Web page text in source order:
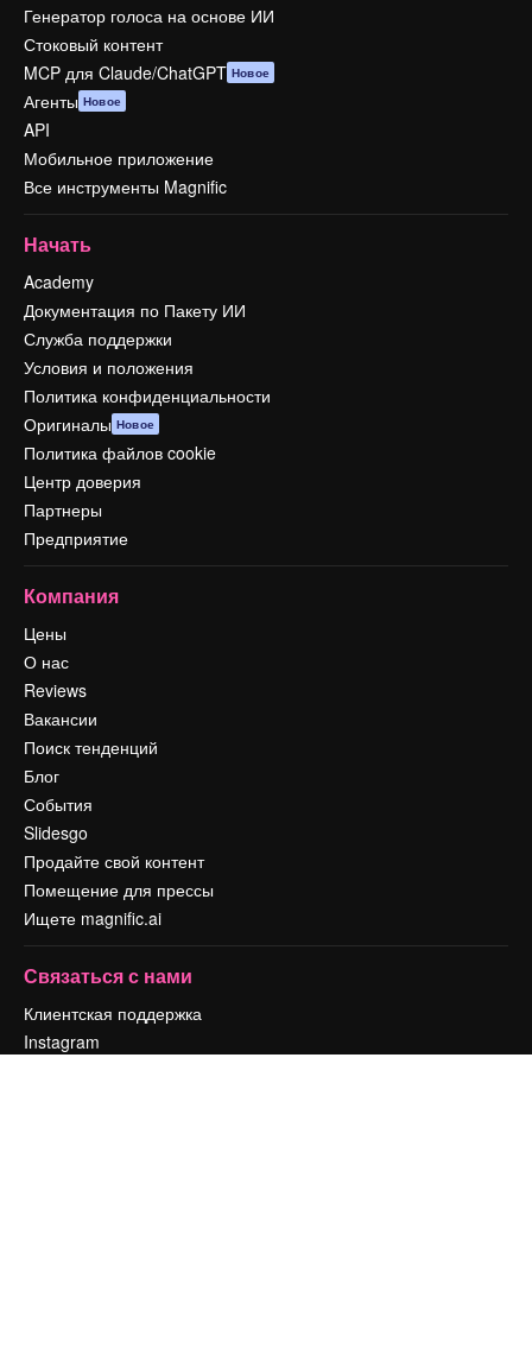
Генератор голоса на основе ИИ
Стоковый контент
MCP для Claude/ChatGPT Новое
Агенты Новое
API
Мобильное приложение
Все инструменты Magnific
Начать
Academy
Документация по Пакету ИИ
Служба поддержки
Условия и положения
Политика конфиденциальности
Оригиналы Новое
Политика файлов cookie
Центр доверия
Партнеры
Предприятие
Компания
Цены
О нас
Reviews
Вакансии
Поиск тенденций
Блог
События
Slidesgo
Продайте свой контент
Помещение для прессы
Ищете magnific.ai
Связаться с нами
Клиентская поддержка
Instagram